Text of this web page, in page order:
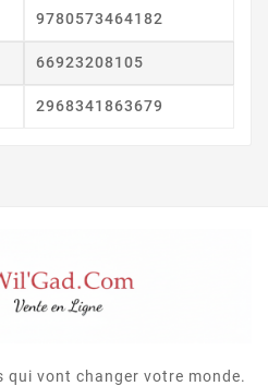
9780573464182
66923208105
2968341863679
qui vont changer votre monde.